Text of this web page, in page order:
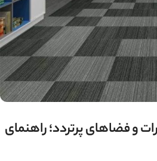
و فضاهای پرتردد؛ راهنمای